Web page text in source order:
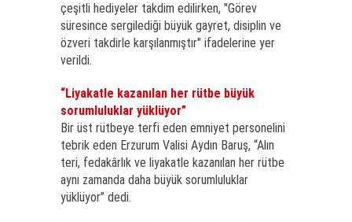
çeşitli hediyeler takdim edilirken, "Görev
süresince sergilediği büyük gayret, disiplin ve
özveri takdirle karşılanmıştır" ifadelerine yer
verildi.
“Liyakatle kazanılan her rütbe büyük
sorumluluklar yüklüyor”
Bir üst rütbeye terfi eden emniyet personelini
tebrik eden Erzurum Valisi Aydın Baruş, “Alın
teri, fedakârlık ve liyakatle kazanılan her rütbe
aynı zamanda daha büyük sorumluluklar
yüklüyor” dedi.